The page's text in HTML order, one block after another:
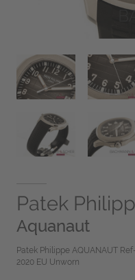
Patek
Aquanaut
Patek Philippe AQUANAUT
2020 EU Unworn